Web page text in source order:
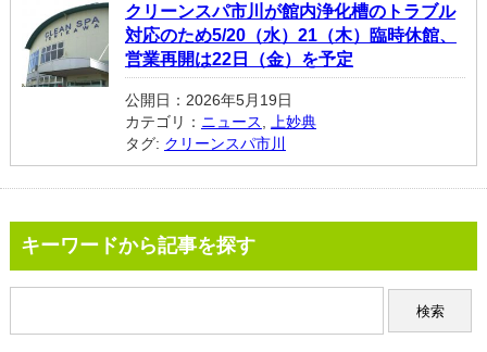
クリーンスパ市川が館内浄化槽のトラブル
対応のため5/20（水）21（木）臨時休館、
営業再開は22日（金）を予定
公開日：2026年5月19日
カテゴリ： ニュース
上妙典
タグ: クリーンスパ市川
キーワードから記事を探す